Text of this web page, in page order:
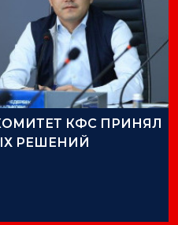
КФС ПРИНЯЛ
РЕШЕНИЙ